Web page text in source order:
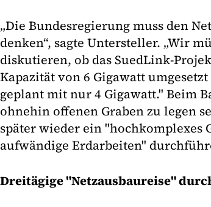
„Die Bundesregierung muss den
denken“, sagte Untersteller. „Wir
diskutieren, ob das SuedLink-
Kapazität von 6 Gigawatt
geplant mit nur 4 Gigawatt." Beim
ohnehin offenen Graben zu legen
später wieder ein "hochkomplexes
aufwändige Erdarbeiten"
Dreitägige "Netzausbaureise"